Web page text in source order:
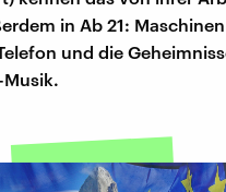
in Ab 21:
und die